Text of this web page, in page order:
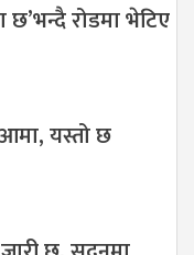
छ’भन्दै रोडमा भेटिए
यस्तो छ